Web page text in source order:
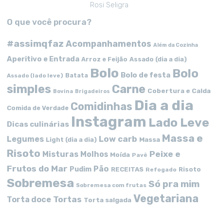
Rosi Seligra
O que você procura?
#assimqfaz Acompanhamentos Além da Cozinha
Aperitivo e Entrada Arroz e Feijão Assado (dia a dia)
Assado (lado leve) Batata Bolo Bolo de festa Bolo
simples Bovina Brigadeiros Carne Cobertura e Calda
Comida de Verdade Comidinhas Dia a dia
Dicas culinárias Instagram Lado Leve
Legumes Light (dia a dia) Low carb Massa Massa e
Risoto Misturas Molhos Moída Pavê Peixe e
Frutos do Mar Pudim Pão RECEITAS Refogado Risoto
Sobremesa Sobremesa com frutas Só pra mim
Torta doce Tortas Torta salgada Vegetariana